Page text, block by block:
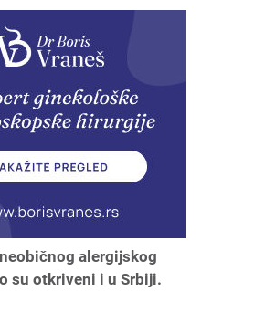
alergijskog
su otkriveni i u Srbiji.